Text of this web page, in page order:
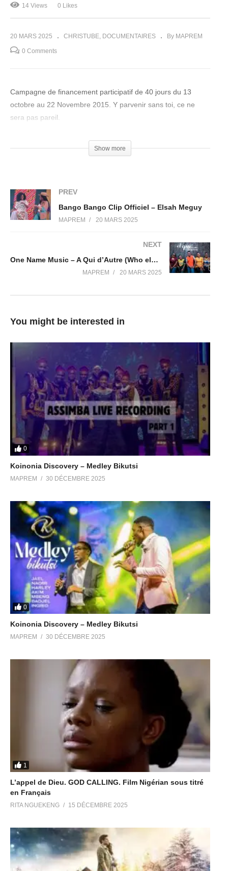
14 Views 0 Likes
20 MARS 2025 CHRISTUBE DOCUMENTAIRES By MAPREM
0 Comments
Campagne de financement participatif de 40 jours du 13
octobre au 22 Novembre 2015. Y parvenir sans toi, ce ne
sera pas pareil.
Show more
PREV
Bango Bango Clip Officiel – Elsah Meguy
MAPREM 20 MARS 2025
NEXT
One Name Music – A Qui d’Autre (Who else?)
MAPREM 20 MARS 2025
You might be interested in
0
Koinonia Discovery – Medley Bikutsi
MAPREM 30 DÉCEMBRE 2025
0
Koinonia Discovery – Medley Bikutsi
MAPREM 30 DÉCEMBRE 2025
1
L’appel de Dieu. GOD CALLING. Film Nigérian sous titré
en Français
RITA NGUEKENG 15 DÉCEMBRE 2025